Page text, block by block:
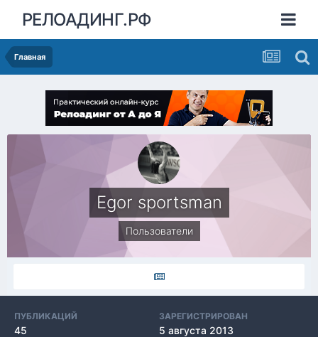
РЕЛОАДИНГ.РФ
Главная
Egor sportsman
Пользователи
ПУБЛИКАЦИЙ
45
ЗАРЕГИСТРИРОВАН
5 августа 2013